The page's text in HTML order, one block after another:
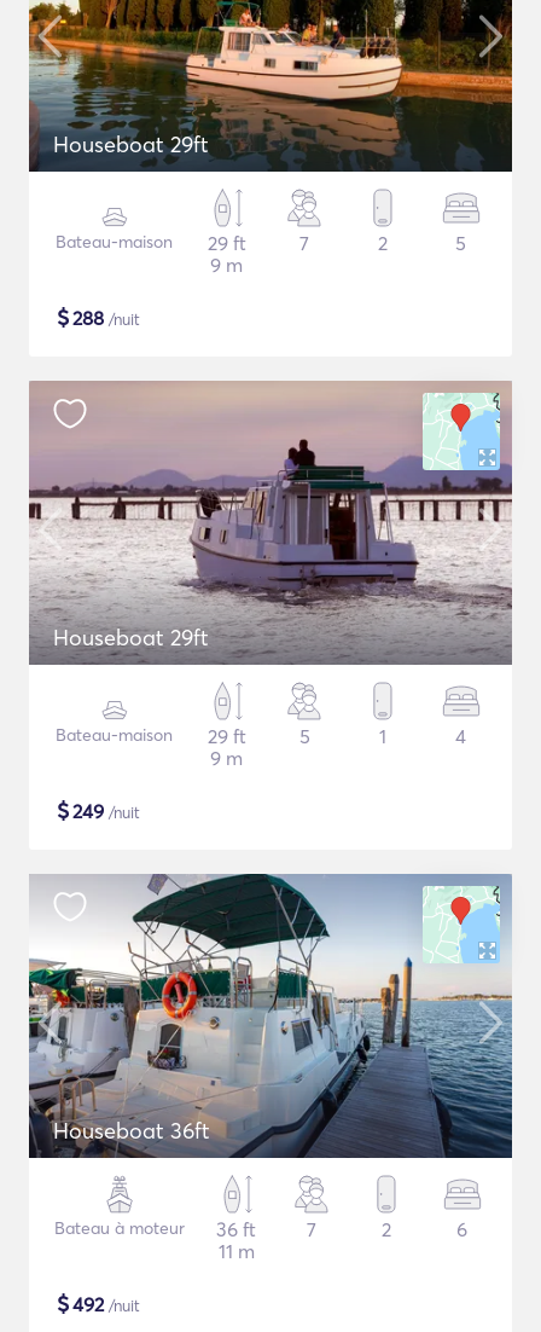
Houseboat 29ft
Bateau-maison
29 ft
9 m
7 2 5
$288 /nuit
Houseboat 29ft
Bateau-maison
29 ft
9 m
5 1 4
$249 /nuit
Houseboat 36ft
Bateau à moteur
36 ft
11 m
7 2 6
$492/nuit